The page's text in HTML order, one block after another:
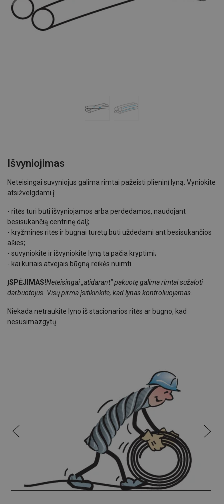
Išvyniojimas
Neteisingai suvyniojus galima rimtai pažeisti plieninį lyną. Vyniokite
atsižvelgdami į:
- ritės turi būti išvyniojamos arba perdedamos, naudojant
besisukančią centrinę dalį;
- kryžminės ritės ir būgnai turėtų būti uždedami ant besisukančios
ašies;
- suvyniokite ir išvyniokite lyną ta pačia kryptimi;
- kai kuriais atvejais būgną reikės nuimti.
ĮSPĖJIMAS!Neteisingai „atidarant“ pakuotę galima rimtai sužaloti
darbuotojus. Visų pirma įsitikinkite, kad lynas kontroliuojamas.
Niekada netraukite lyno iš stacionarios ritės ar būgno, kad
nesusimazgytų.